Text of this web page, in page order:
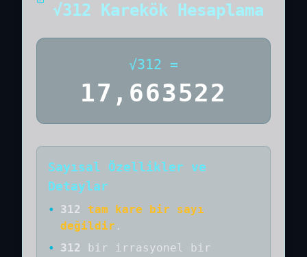
√312 Karekök Hesaplama
√312 =
17,663522
Sayısal Özellikler ve
Detaylar
• 312
tam kare bir sayı
değildir .
•
312 bir
irrasyonel bir